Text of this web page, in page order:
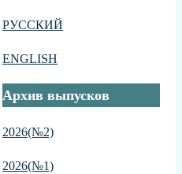
РУССКИЙ
ENGLISH
Архив выпусков
2026(№2)
2026(№1)